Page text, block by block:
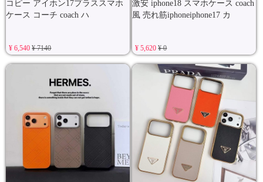
コピー アイホン17プラススマホ
ケース コーチ coach ハ
¥ 6,540¥ 7140
激安 iphone18 スマホケース coach
風 売れ筋iphoneiphone17 カ
¥ 5,620¥ 0